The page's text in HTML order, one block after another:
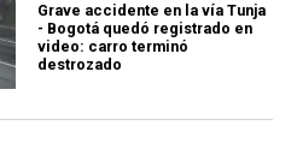
Grave accidente en la vía Tunja
- Bogotá quedó registrado en
video: carro terminó
destrozado